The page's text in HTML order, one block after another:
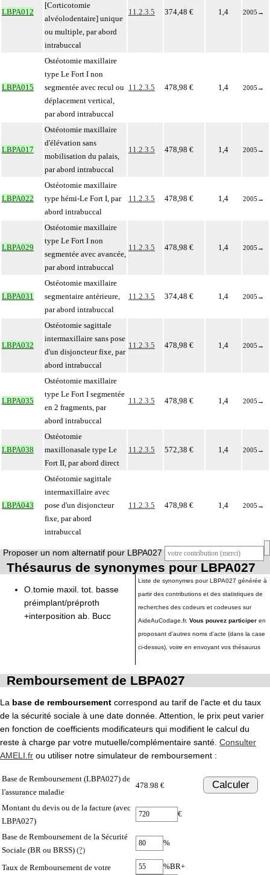
LBPA012
[Corticotomie
alvéolodentaire] unique
ou multiple, par abord
intrabuccal
11.2.3.5 374,48 € 1,4 2005 →
LBPA015
Ostéotomie maxillaire
type Le Fort I non
segmentée avec recul ou
déplacement vertical,
par abord intrabuccal
11.2.3.5 478,98 € 1,4 2005 →
LBPA017
Ostéotomie maxillaire
d'élévation sans
mobilisation du palais,
par abord intrabuccal
11.2.3.5 478,98 € 1,4 2005 →
LBPA022
Ostéotomie maxillaire
type hémi-Le Fort I, par
abord intrabuccal
11.2.3.5 478,98 € 1,4 2005 →
LBPA029
Ostéotomie maxillaire
type Le Fort I non
segmentée avec avancée,
par abord intrabuccal
11.2.3.5 478,98 € 1,4 2005 →
LBPA031
Ostéotomie maxillaire
segmentaire antérieure,
par abord intrabuccal
11.2.3.5 374,48 € 1,4 2005 →
LBPA032
Ostéotomie sagittale
intermaxillaire sans pose
d'un disjoncteur fixe, par
abord intrabuccal
11.2.3.5 478,98 € 1,4 2005 →
LBPA035
Ostéotomie maxillaire
type Le Fort I segmentée
en 2 fragments, par
abord intrabuccal
11.2.3.5 478,98 € 1,4 2005 →
LBPA038
Ostéotomie
maxillonasale type Le
Fort II, par abord direct
11.2.3.5 572,38 € 1,4 2005 →
LBPA043
Ostéotomie sagittale
intermaxillaire avec
pose d'un disjoncteur
fixe, par abord
intrabuccal
11.2.3.5 478,98 € 1,4 2005 →
Proposer un nom alternatif pour LBPA027
Thésaurus de synonymes pour LBPA027
O.tomie maxil. tot. basse
préimplant/préproth
+interposition ab. Bucc
Liste de synonymes pour LBPA027 générée à
partir des contributions et des statistiques de
recherches des codeurs et codeuses sur
AideAuCodage.fr. Vous pouvez participer en
proposant d'autres noms d'acte (dans la case
ci-dessus), voire en envoyant vos thésaurus
Remboursement de LBPA027
La base de remboursement correspond au tarif de l'acte et du taux
de la sécurité sociale à une date donnée. Attention, le prix peut varier
en fonction de coefficients modificateurs qui modifient le calcul du
reste à charge par votre mutuelle/complémentaire santé. Consulter
AMELI.fr ou utiliser notre simulateur de remboursement :
Base de Remboursement (LBPA027) de
l'assurance maladie
478.98 € Calculer
Montant du devis ou de la facture (avec
LBPA027)
€
Base de Remboursement de la Sécurité
Sociale (BR ou BRSS) (?)
%
Taux de Remboursement de votre %BR+